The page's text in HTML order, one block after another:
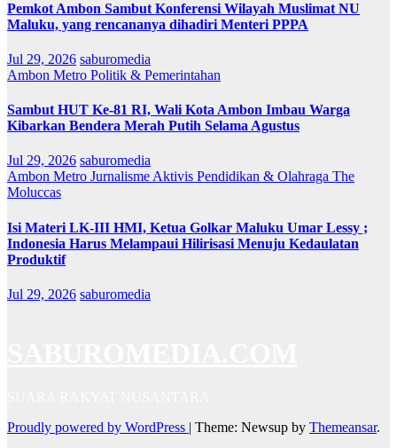
Pemkot Ambon Sambut Konferensi Wilayah Muslimat NU
Maluku, yang rencananya dihadiri Menteri PPPA
Jul 29, 2026 saburomedia
Ambon Metro Politik & Pemerintahan
Sambut HUT Ke-81 RI, Wali Kota Ambon Imbau Warga
Kibarkan Bendera Merah Putih Selama Agustus
Jul 29, 2026 saburomedia
Ambon Metro Jurnalisme Aktivis Pendidikan & Olahraga The
Moluccas
Isi Materi LK-III HMI, Ketua Golkar Maluku Umar Lessy ;
Indonesia Harus Melampaui Hilirisasi Menuju Kedaulatan
Produktif
Jul 29, 2026 saburomedia
Proudly powered by WordPress | Theme: Newsup by Themeansar.